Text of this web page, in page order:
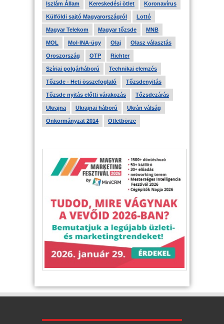
Iszlám Állam Kereskedési ötlet Koronavírus
Külföldi sajtó Magyarországról Lottó
Magyar Telekom Magyar tőzsde MNB
MOL Mol-INA-ügy Olaj Olasz választás
Oroszország OTP Richter
Szíriai polgárháború Technikai elemzés
Tőzsde - Heti összefoglaló Tőzsdenyitás
Tőzsde nyitás előtti várakozás Tőzsdezárás
Ukrajna Ukrajnai háború Ukrán válság
Önkormányzat 2014 Ötletbörze